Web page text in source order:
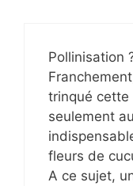
Pollinisation
trinqué cette
seulement
fleurs de
A ce sujet,